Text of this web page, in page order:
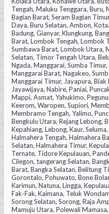
Tengah, Maluku Tenggara, Buru,
Bagian Barat, Seram Bagian
Daya, Buru Selatan, Ambon,
Badung, Gianyar, Klungkung,
Barat, Lombok Tengah, Lombok
Sumbawa Barat, Lombok Utara,
Selatan, Timor Tengah Utara,
Ngada, Manggarai, Sumba
Manggarai Barat, Nagakeo,
Manggarai Timur, Jayapura,
Jayawijaya, Nabire, Paniai,
Mappi, Asmat, Yahukimo,
Keerom, Waropen, Supiori,
Membramo Tengah, Yalimo,
Bengkulu Utara, Rejang Lebong,
Kepahiang, Lebong, Kaur,
Halmahera Tengah, Halmahera
Selatan, Halmahera Timur,
Ternate, Tidore Kepulauan,
Cilegon, tangerang Selatan,
Barat, Bangka Selatan, Belitung
Gorontalo, Pohuwato, Bone
Karimun, Natuna, Lingga,
Fak-Fak, Kaimana, Teluk
Sorong Selatan, Sorong, Raja
Mamuju Utara, Polewali